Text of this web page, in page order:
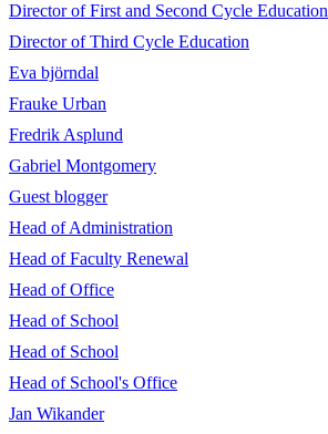
Director of First and Second Cycle Education
Director of Third Cycle Education
Eva björndal
Frauke Urban
Fredrik Asplund
Gabriel Montgomery
Guest blogger
Head of Administration
Head of Faculty Renewal
Head of Office
Head of School
Head of School
Head of School's Office
Jan Wikander